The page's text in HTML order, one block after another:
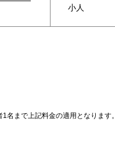
小人
まで上記料金の適用となります。